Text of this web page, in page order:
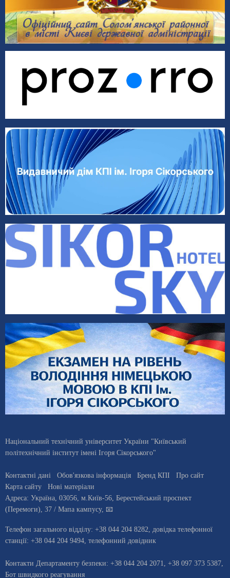
Національний технічний університет України "Київський
політехнічний інститут імені Ігоря Сікорського"
Контактні дані Обов'язкова інформація Бренд КПІ
Про сайт
Карта сайту
Нові матеріали
Адреса: Україна, 03056, м.Київ-56, Берестейський проспект
(Перемоги), 37 / Мапа кампусу, 📧
Телефон загального відділу: +38 044 204 8282 , довiдка телефонної
станцiї: +38 044 204 9494 телефонний довідник
Контакти Департаменту безпеки: +38 044 204 2071, +38 097 373 5387,
Бот швидкого реагування